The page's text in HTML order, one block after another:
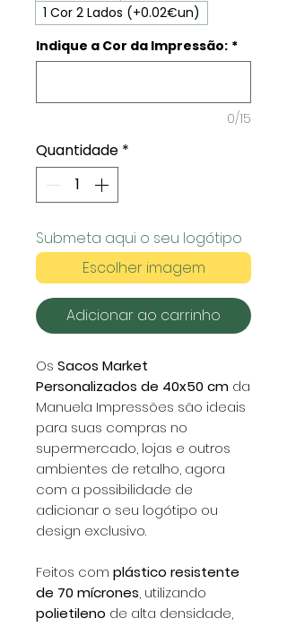
1 Cor 2 Lados (+0.02€un)
Indique a Cor da Impressão: *
0/15
Quantidade *
Submeta aqui o seu logótipo
Escolher imagem
Adicionar ao carrinho
Os Sacos Market
Personalizados de 40x50 cm da
Manuela Impressões são ideais
para suas compras no
supermercado, lojas e outros
ambientes de retalho, agora
com a possibilidade de
adicionar o seu logótipo ou
design exclusivo.
Feitos com plástico resistente
de 70 mícrones, utilizando
polietileno de alta densidade,